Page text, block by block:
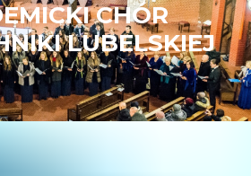
CHÓR
LUBELSKIEJ